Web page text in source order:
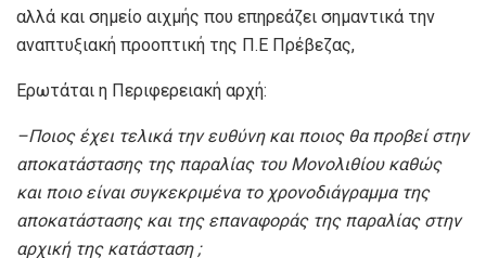
αλλά και σημείο αιχμής που επηρεάζει σημαντικά την
αναπτυξιακή προοπτική της Π.Ε Πρέβεζας,
Ερωτάται η Περιφερειακή αρχή:
–Ποιος έχει τελικά την ευθύνη και ποιος θα προβεί στην
αποκατάστασης της παραλίας του Μονολιθίου καθώς
και ποιο είναι συγκεκριμένα το χρονοδιάγραμμα της
αποκατάστασης και της επαναφοράς της παραλίας στην
αρχική της κατάσταση ;